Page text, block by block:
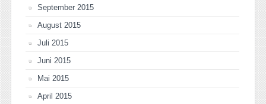
September 2015
August 2015
Juli 2015
Juni 2015
Mai 2015
April 2015